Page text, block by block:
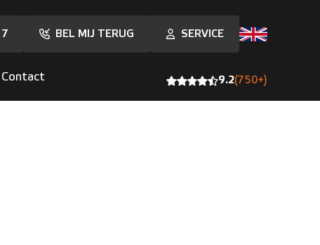
BEL MIJ TERUG SERVICE
Contact 9.2(750+)